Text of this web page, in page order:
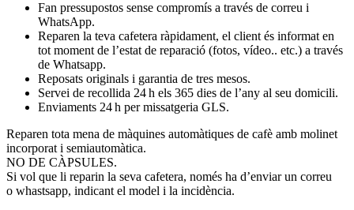
Fan pressupostos sense compromís a través de correu i
WhatsApp.
Reparen la teva cafetera ràpidament, el client és informat en
tot moment de l’estat de reparació (fotos, vídeo.. etc.) a través
de Whatsapp.
Reposats originals i garantia de tres mesos.
Servei de recollida 24 h els 365 dies de l’any al seu domicili.
Enviaments 24 h per missatgeria GLS.
Reparen tota mena de màquines automàtiques de cafè amb molinet
incorporat i semiautomàtica.
NO DE CÀPSULES.
Si vol que li reparin la seva cafetera, només ha d’enviar un correu
o whastsapp, indicant el model i la incidència.